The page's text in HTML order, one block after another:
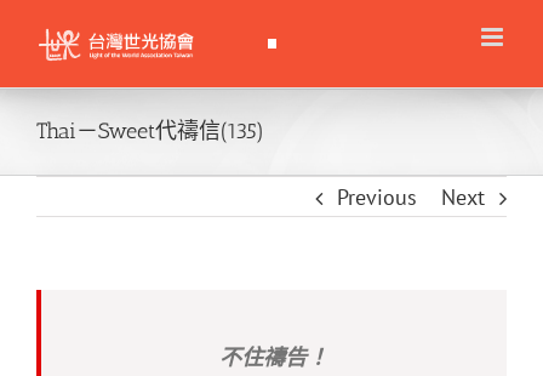
content
Thai－Sweet代禱信(135)
Previous Next
不住禱告！